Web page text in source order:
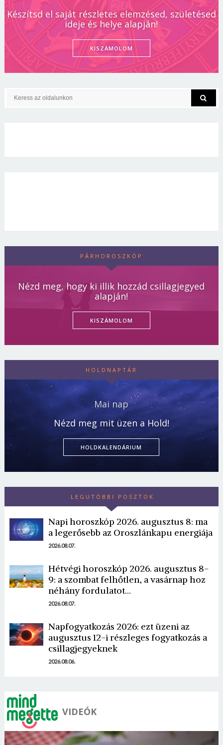
Készítsd el saját részletes elemzésed, születésed
ideje és helye alapján!
KISZÁMOLOM
PÁRHOROSZKÓP
Nézd meg, hogy ki illik hozzád csillagjegyed
alapján!
KISZÁMOLOM
HOLDNAPTÁR
Mai nap
Nézd meg mit üzen a Hold!
HOLDKALENDÁRIUM
LEGUTÓBBI POSZTOK
Napi horoszkóp 2026. augusztus 8: ma
a legerősebb az Oroszlánkapu energiája
2026.08.07.
Hétvégi horoszkóp 2026. augusztus 8-
9: a szombat felhőtlen, a vasárnap hoz
néhány fordulatot…
2026.08.07.
Napfogyatkozás 2026: ezt üzeni az
augusztus 12-i részleges fogyatkozás a
csillagjegyeknek
2026.08.06.
VIDEÓK